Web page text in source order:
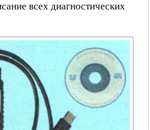
всех диагностических